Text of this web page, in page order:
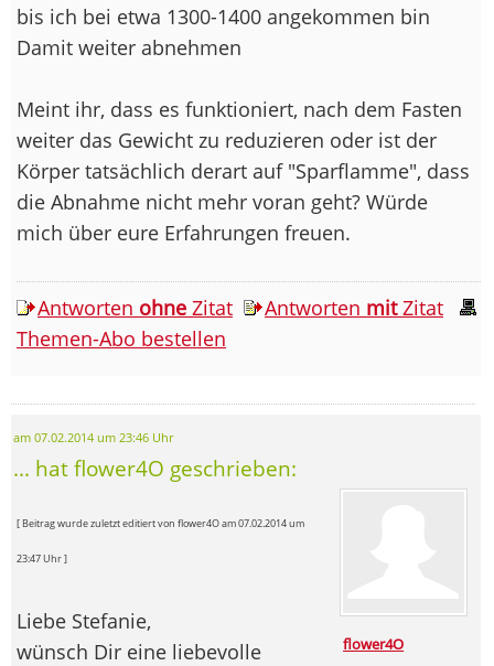
bis ich bei etwa 1300-1400 angekommen bin
Damit weiter abnehmen
Meint ihr, dass es funktioniert, nach dem Fasten
weiter das Gewicht zu reduzieren oder ist der
Körper tatsächlich derart auf "Sparflamme", dass
die Abnahme nicht mehr voran geht? Würde
mich über eure Erfahrungen freuen.
Antworten ohne Zitat Antworten mitZitat
Themen-Abo bestellen
am 07.02.2014 um 23:46 Uhr
... hat flower4O geschrieben:
flower4O
[ Beitrag wurde zuletzt editiert von flower4O am 07.02.2014 um
23:47 Uhr ]
Liebe Stefanie,
wünsch Dir eine liebevolle